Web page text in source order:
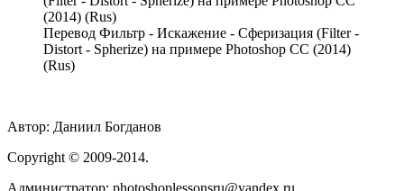
Перевод Фильтр - Искажение - Сферизация (Filter -
Distort - Spherize) на примере Photoshop CC (2014)
(Rus)
Автор: Даниил Богданов
Сopyright© 2009-2014.